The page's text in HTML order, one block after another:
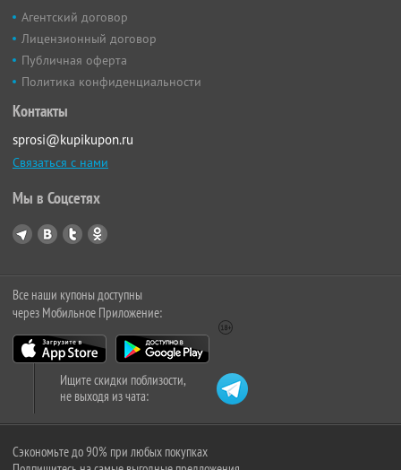
Агентский договор
Лицензионный договор
Публичная оферта
Политика конфиденциальности
Контакты
sprosi@kupikupon.ru
Связаться с нами
Мы в Соцсетях
Все наши купоны доступны
через Мобильное Приложение:
Ищите скидки поблизости,
не выходя из чата:
Сэкономьте до 90% при любых покупках